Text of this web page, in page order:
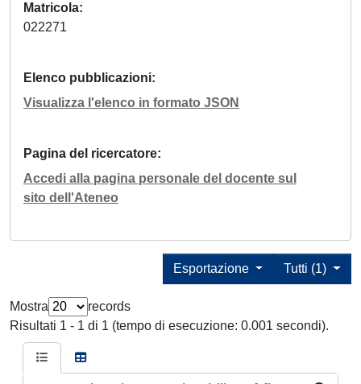
Matricola
022271
Elenco pubblicazioni
Visualizza l'elenco in formato JSON
Pagina del ricercatore
Accedi alla pagina personale del docente sul
sito dell'Ateneo
Tutti (1)
Esportazione
Mostra
records
Risultati 1 - 1 di 1 (tempo di esecuzione: 0.001 secondi).